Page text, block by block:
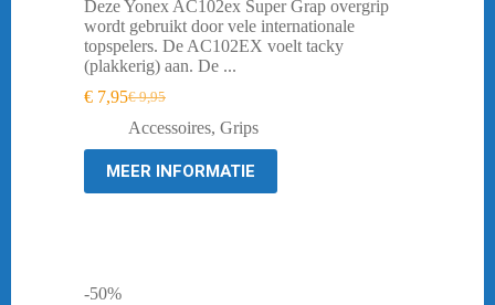
Deze Yonex AC102ex Super Grap overgrip
wordt gebruikt door vele internationale
topspelers. De AC102EX voelt tacky
(plakkerig) aan. De ...
€9,95
Oorspronkelijke
prijs
was:
€ 9,95.
€ 7,95Huidige
prijs
is:
€ 7,95.
Accessoires, Grips
MEER INFORMATIE
-50%